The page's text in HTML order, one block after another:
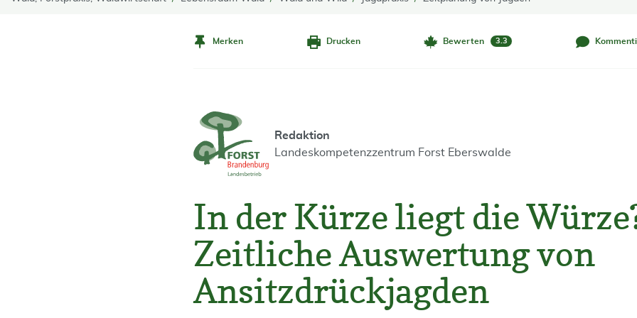
Merken Drucken Bewerten 3.3
Redaktion
Landeskompetenzzentrum Forst Eberswalde
In der Kürze liegt die
Zeitliche Auswertung von
Ansitzdrückjagden